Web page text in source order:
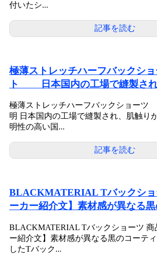
付いたシ...
記事を読む
極薄ストレッチハーフバックシ
ト 日本国内の工場で縫製され
極薄ストレッチハーフバックショーツ
明 日本国内の工場で縫製され、肌触り
明性の高い国...
記事を読む
BLACKMATERIAL Tバック
ーカー紹介文】素材感が異なる
BLACKMATERIAL Tバックショーツ 商
ー紹介文】素材感が異なる黒のコーテ
したTバック...